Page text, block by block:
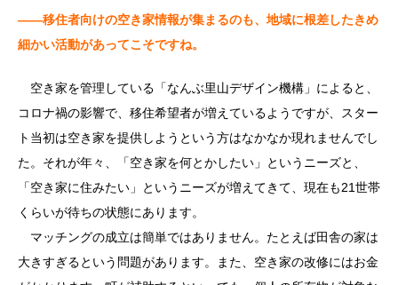
――移住者向けの空き家情報が集まるのも、地域に根差したきめ
細かい活動があってこそですね。
空き家を管理している「なんぶ里山デザイン機構」によると、
コロナ禍の影響で、移住希望者が増えているようですが、スター
ト当初は空き家を提供しようという方はなかなか現れませんでし
た。それが年々、「空き家を何とかしたい」というニーズと、
「空き家に住みたい」というニーズが増えてきて、現在も21世帯
くらいが待ちの状態にあります。
マッチングの成立は簡単ではありません。たとえば田舎の家は
大きすぎるという問題があります。また、空き家の改修にはお金